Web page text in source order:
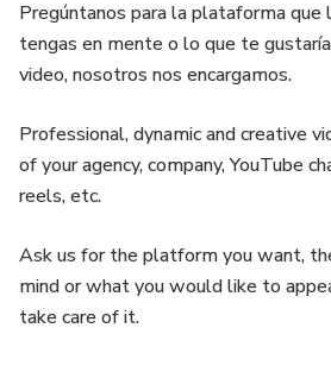
Pregúntanos para la plataforma que
tengas en mente o lo que te
video, nosotros nos encargamos.
Professional, dynamic and creative
of your agency, company, YouTube
reels, etc.
Ask us for the platform you want,
mind or what you would like to
take care of it.